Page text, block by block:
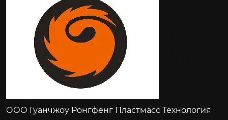
ООО Гуанчжоу Ронгфенг Пластмасс Технология